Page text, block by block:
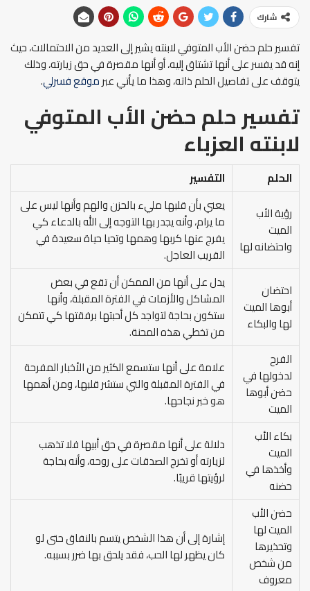
شارك
تفسير حلم حضن الأب المتوفي لابنته يشير إلى العديد من الاحتمالات، حيث
إنه قد يفسر على أنها تشتاق إليه، أو أنها مقصرة في حق زيارته، وذلك
يتوقف على تفاصيل الحلم ذاته، وهذا ما يأتي عبرموقع فسرلي.
تفسير حلم حضن الأب المتوفي
لابنتهالعزباء
الحلم
التفسير
رؤية الأب
الميت
واحتضانه لها
يعني بأن قلبها مليء بالحزن والهم وأنها ليس على
ما يرام، وأنه يجدر بها التوجه إلى الله بالدعاء كي
يفرج عنها كربها وهمها وتحيا حياة سعيدة في
القريب العاجل.
احتضان
أبوها الميت
لها والبكاء
يدل على أنها من الممكن أن تقع في بعض
المشاكل والأزمات في الفترة المقبلة، وأنها
ستكون بحاجة لتواجد كل أحبتها برفقتها كي تتمكن
من تخطي هذه المحنة.
الفرح
لدخولها في
حضن أبوها
الميت
علامة على أنها ستسمع الكثير من الأخبار المفرحة
في الفترة المقبلة والتي ستسُر قلبها، ومن أهمها
هو خبر نجاحها.
بكاء الأب
الميت
وأخذها في
حضنه
دلالة على أنها مقصرة في حق أبيها فلا تذهب
لزيارته أو تخرج الصدقات على روحه، وأنه بحاجة
لرؤيتها قريبًا.
حضن الأب
الميت لها
وتحذيرها
من شخص
معروف
إشارة إلى أن هذا الشخص يتسم بالنفاق حتى لو
كان يظهر لها الحب، فقد يلحق بها ضرر بسببه.